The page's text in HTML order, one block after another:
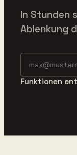
In Stunden
Ablenkung
Funktionen